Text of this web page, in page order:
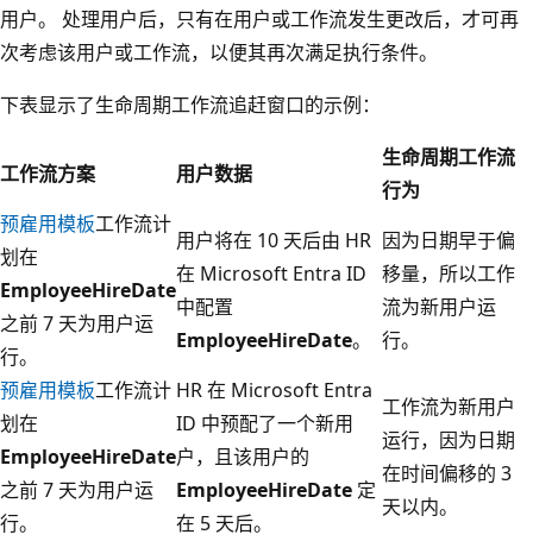
用户。 处理用户后，只有在用户或工作流发生更改后，才可再
次考虑该用户或工作流，以便其再次满足执行条件。
下表显示了生命周期工作流追赶窗口的示例：
工作流方案 用户数据
生命周期工作流
行为
预雇用模板工作流计
划在
EmployeeHireDate
之前 7 天为用户运
行。
用户将在 10 天后由 HR
在 Microsoft Entra ID
中配置
EmployeeHireDate。
因为日期早于偏
移量，所以工作
流为新用户运
行。
预雇用模板工作流计
划在
EmployeeHireDate
之前 7 天为用户运
行。
HR 在 Microsoft Entra
ID 中预配了一个新用
户，且该用户的
EmployeeHireDate 定
在 5 天后。
工作流为新用户
运行，因为日期
在时间偏移的 3
天以内。